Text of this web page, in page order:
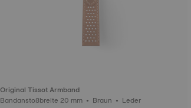
Original Tissot Armband
Bandanstoßbreite 20 mm • Braun • Leder